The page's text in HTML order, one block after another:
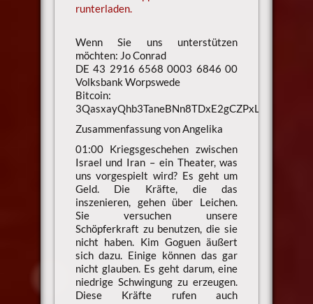
runterladen.
Wenn Sie uns unterstützen
möchten: Jo Conrad
DE 43 2916 6568 0003 6846 00
Volksbank Worpswede
Bitcoin:
3QasxayQhb3TaneBNn8TDxE2gCZPxLaXsU
Zusammenfassung von Angelika
01:00 Kriegsgeschehen zwischen
Israel und Iran – ein Theater, was
uns vorgespielt wird? Es geht um
Geld. Die Kräfte, die das
inszenieren, gehen über Leichen.
Sie versuchen unsere
Schöpferkraft zu benutzen, die sie
nicht haben. Kim Goguen äußert
sich dazu. Einige können das gar
nicht glauben. Es geht darum, eine
niedrige Schwingung zu erzeugen.
Diese Kräfte rufen auch